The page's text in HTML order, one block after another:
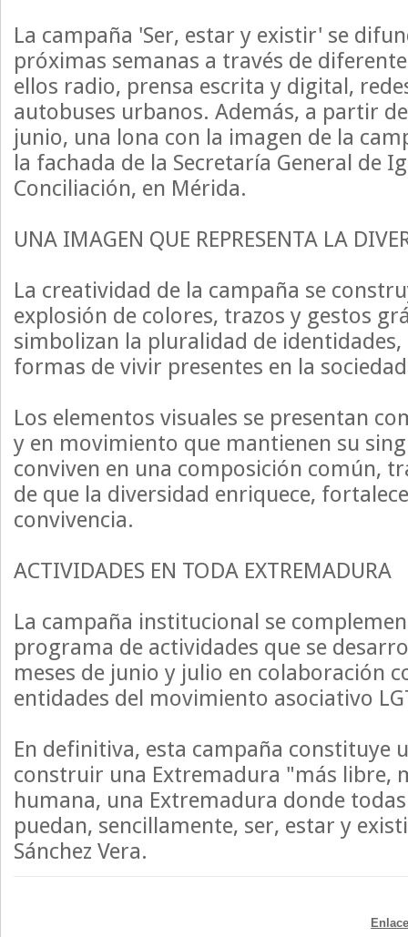
La campaña 'Ser, estar y existir' se
próximas semanas a través de
ellos radio, prensa escrita y digital,
autobuses urbanos. Además, a partir
junio, una lona con la imagen de la
la fachada de la Secretaría General de
Conciliación, en Mérida.
UNA IMAGEN QUE REPRESENTA LA
La creatividad de la campaña se
explosión de colores, trazos y gestos
simbolizan la pluralidad de
formas de vivir presentes en la
Los elementos visuales se presentan
y en movimiento que mantienen su
conviven en una composición común,
de que la diversidad enriquece,
convivencia.
ACTIVIDADES EN TODA EXTREMADURA
La campaña institucional se
programa de actividades que se
meses de junio y julio en colaboración
entidades del movimiento asociativo
En definitiva, esta campaña constituye
construir una Extremadura "más libre,
humana, una Extremadura donde
puedan, sencillamente, ser, estar y
Sánchez Vera.